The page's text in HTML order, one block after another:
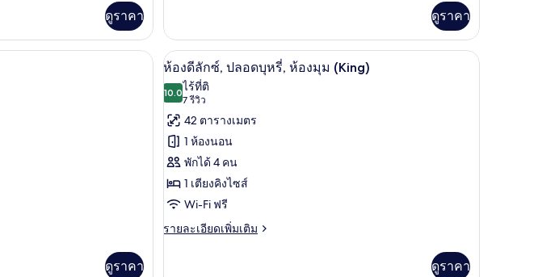
ดูราคา
Corner
42
Sq
M
เกี่ยว
กับ
Deluxe
Twin
Room
Corner
42
Sq
M
ดูราคา
1 ห้องนอน, เครื่องนอนระดับพรีเมียม, ผ้านวมขนเป็ด, ตู้นิรภัยในห้องพัก
ดูราคา
เปิด
ภาพถ่าย
ทั้งหมด
ของ
ห้อง
ดี
ลัก
ซ์,
1 ห้องนอน, เครื่องนอนระดับพรีเมียม, ผ้านวม
7
ห้องดีลักซ์, ปลอดบุหรี่, ห้องมุม (King)
10.010.0 จาก 10
ไร้ที่ติ
7 รีวิว
(7
รีวิว)
42 ตารางเมตร
1 ห้องนอน
พักได้ 4 คน
1 เตียงคิงไซส์
Wi-Fi ฟรี
รายละเอียดเพิ่มเติม
ราย
ดูราคา